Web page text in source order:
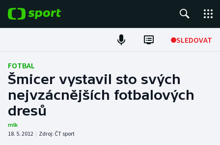
SLEDOVAT
Fotbal
Hokej
Tenis
Atletika
FOTBAL
Šmicer vystavil sto svých
nejvzácnějších fotbalových
dresů
mlk
18. 5. 2012 | Zdroj: ČT sport